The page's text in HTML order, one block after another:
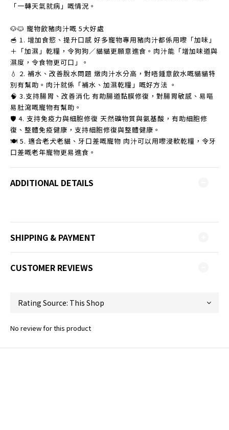
「一轉天氣就病」嘅情況。
🐶🐱 寵物飲豬肉汁嘅 5大好處
🥣 1. 增加食慾、提升口感 好多寵物專用豬肉汁都係用嚟「加味」
＋「加濕」乾糧，令狗狗／貓貓更願意進食。肉汁能「增加味道與
濕度，令食物更可口」。
💧 2. 補水、改善脫水問題 燉肉汁水分高，對唔鍾意飲水嘅貓貓特
別有幫助。肉汁就係「補水、加濕乾糧」嘅好方法 。
🧠 3.支持腸胃、改善消化 有助腸道黏膜修復，對腸胃敏感、易嘔
易肚瀉嘅寵物有幫助。
🛡️ 4. 支持免疫力與細胞修復 天然礦物質與氨基酸，有助細胞修
復、整體免疫健康，支持細胞修復與整體健康。
🍽️ 5. 適合老犬老貓、牙口差嘅寵物 肉汁可以用嚟浸軟乾糧，令牙
口差嘅老年寵物更易進食。
ADDITIONAL DETAILS
SHIPPING & PAYMENT
CUSTOMER REVIEWS
No review for this product